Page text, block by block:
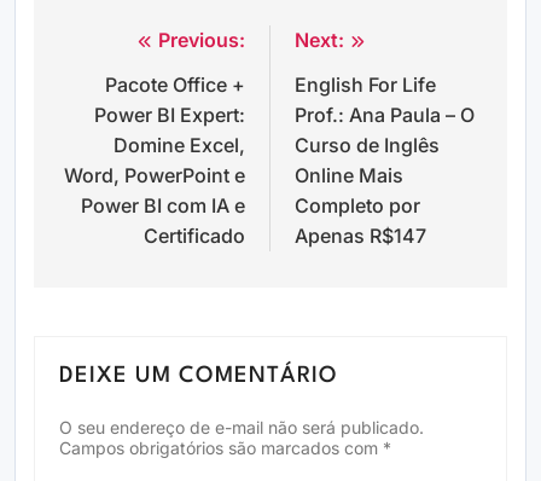
Navegação
Post
Previous:
Pacote Office +
Power BI Expert:
Domine Excel,
Word, PowerPoint e
Power BI com IA e
Certificado
Next:
English For Life
Prof.: Ana Paula – O
Curso de Inglês
Online Mais
Completo por
Apenas R$147
DEIXE UM COMENTÁRIO
O seu endereço de e-mail não será publicado.
Campos obrigatórios são marcados com *